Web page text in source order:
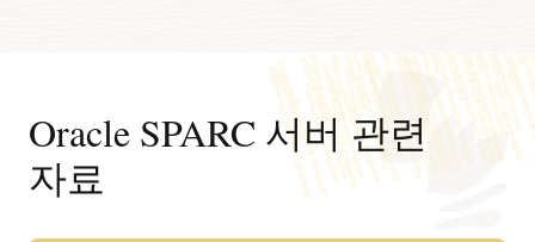
Oracle SPARC 서버 관련
자료